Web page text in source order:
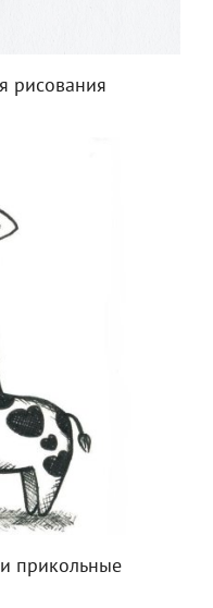
рисования
прикольные